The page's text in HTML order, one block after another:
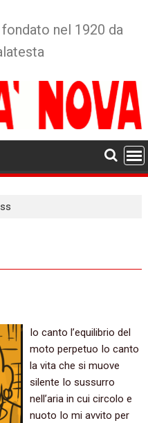
nel 1920 da
Io canto l’equilibrio del
moto perpetuo Io canto
la vita che si muove
silente Io sussurro
nell’aria in cui circolo e
nuoto Io mi avvito per